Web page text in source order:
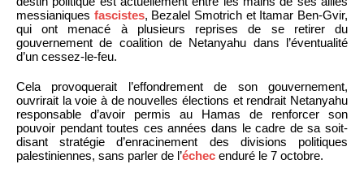
messianiques fascistes, Bezalel Smotrich et Itamar Ben-Gvir,
qui ont menacé à plusieurs reprises de se retirer du
gouvernement de coalition de Netanyahu dans l’éventualité
d’un cessez-le-feu.
Cela provoquerait l’effondrement de son gouvernement,
ouvrirait la voie à de nouvelles élections et rendrait Netanyahu
responsable d’avoir permis au Hamas de renforcer son
pouvoir pendant toutes ces années dans le cadre de sa soit-
disant stratégie d’enracinement des divisions politiques
palestiniennes, sans parler de l’échec enduré le 7 octobre.